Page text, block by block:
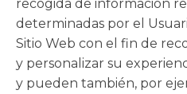
recogida de información
determinadas por el
Sitio Web con el fin de
y personalizar su
y pueden también, por